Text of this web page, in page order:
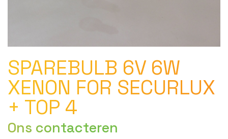
SPAREBULB 6V 6W
XENON FOR SECURLUX
+ TOP 4
Ons contacteren